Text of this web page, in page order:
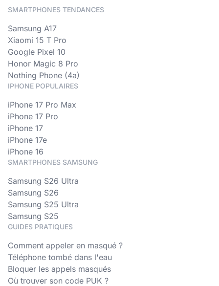
SMARTPHONES TENDANCES
Samsung A17
Xiaomi 15 T Pro
Google Pixel 10
Honor Magic 8 Pro
Nothing Phone (4a)
IPHONE POPULAIRES
iPhone 17 Pro Max
iPhone 17 Pro
iPhone 17
iPhone 17e
iPhone 16
SMARTPHONES SAMSUNG
Samsung S26 Ultra
Samsung S26
Samsung S25 Ultra
Samsung S25
GUIDES PRATIQUES
Comment appeler en masqué ?
Téléphone tombé dans l'eau
Bloquer les appels masqués
Où trouver son code PUK ?